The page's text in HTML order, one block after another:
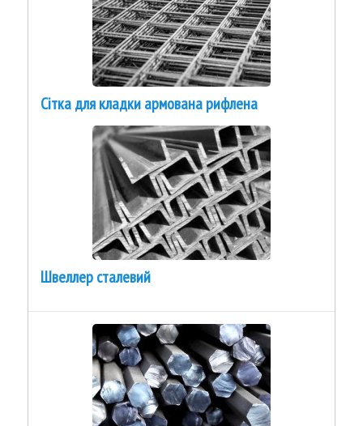
Сітка для кладки армована рифлена
Швеллер сталевий